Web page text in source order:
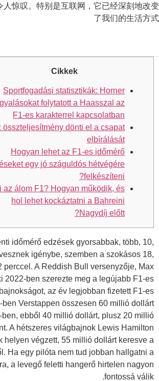
人惊叹。特别是互联网，它已经深刻地改变
了我们的生活方式
Cikkek
Sportfogadási statisztikák: Horner
folytatott a Haasszal az
F1-es karakterrel kapcsolatban
összteljesítmény dönti el a csapat
elbírálását
Hogyan lehet az F1-es időmérő
egy jó száguldós hétvégére
felkészíteni?
az álom F1? Hogyan működik, és
hol lehet kockáztatni a Bahreini
Nagydíj előtt?
időmérő edzések gyorsabbak, több, 10,
igénybe, szemben a szokásos 18,
perccel. A Reddish Bull versenyzője, Max
2022-ben szerezte meg a legújabb F1-es
az év legjobban fizetett F1-es
ben Verstappen összesen 60 millió dollárt
ben, ebből 40 millió dollárt, plusz 20 millió
A hétszeres világbajnok Lewis Hamilton
helyen végzett, 55 millió dollárt keresve a
Ha egy pilóta nem tud jobban hallgatni a
a levegő feletti hangerő hirtelen nagyon
fontossá válik.